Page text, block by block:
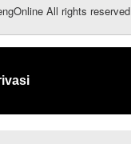
All rights reserved